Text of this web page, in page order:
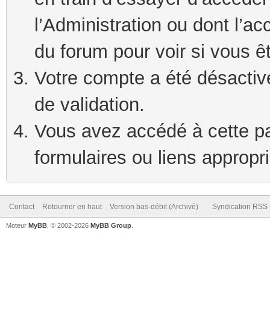
l’Administration ou dont
du forum pour voir si vous
Votre compte a été
de validation.
Vous avez accédé à cette
formulaires ou liens
Contact Retourner en haut Version bas-débit (Archivé) Syndication RSS
Moteur MyBB , © 2002-2026 MyBB Group